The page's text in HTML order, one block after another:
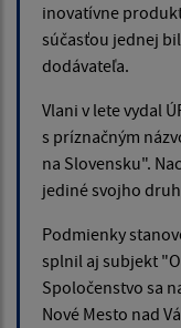
inovatívne
súčasťou jednej
dodávateľa.
Vlani v lete vydal
s príznačným
na Slovensku".
jediné svojho
Podmienky
splnil aj subjekt
Spoločenstvo sa
Nové Mesto nad